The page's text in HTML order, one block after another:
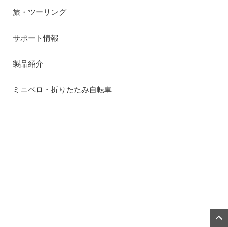
旅・ツーリング
サポート情報
製品紹介
ミニベロ・折りたたみ自転車